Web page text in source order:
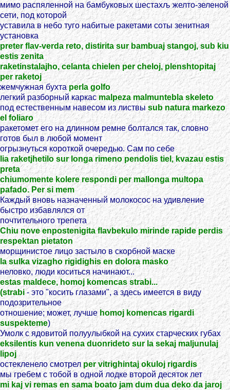
мимо распяленной на бамбуковых шестахљ желто-зеленой
сети, под которой
уставила в небо туго набитые ракетами соты зенитная
установка
preter flav-verda reto, distirita sur bambuaj stangoj, sub kiu
estis zenita
raketinstalajho, celanta chielen per cheloj, plenshtopitaj
per raketoj
жемчужная бухтаperla golfo
легкий разборный каркасmalpeza malmuntebla skeleto
под естественным навесом из листвыsub natura markezo
el foliaro
ракетомет его на длинном ремне болтался так, словно
готов был в любой момент
огрызнуться короткой очередью. Сам по себе
lia raketjhetilo sur longa rimeno pendolis tiel, kvazau estis
preta
chiumomente kolere respondi per mallonga multopa
pafado. Per si mem
Каждый вновь назначенный молокосос на удивление
быстро избавлялся от
почтительного трепета
Chiu nove enpostenigita flavbekulo mirinde rapide perdis
respektan pietaton
морщинистое лицо застыло в скорбной маске
la sulka vizagho rigidighis en dolora masko
неловко, люди коситься начинают...
estas maldece, homoj komencas strabi...
(strabi- это "косить глазами", а здесь имеется в виду
подозрительное
отношение; может, лучшеhomoj komencas rigardi
suspekteme)
Умолк с ядовитой полуулыбкой на сухих старческих губах
eksilentis kun venena duonrideto sur la sekaj maljunulaj
lipoj
остекленело смотрел per vitrighintaj okuloj rigardis
мы гребем с тобой в одной лодке второй десяток лет
mi kaj vi remas en sama boato jam dum dua deko da jaroj